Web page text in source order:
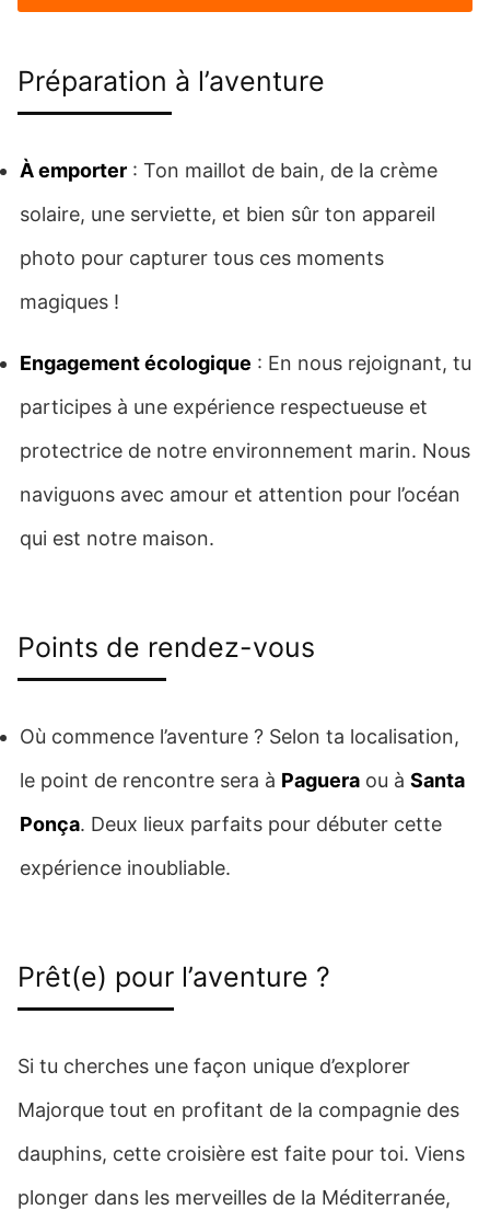
Préparation à l’aventure
À emporter : Ton maillot de bain, de la crème
solaire, une serviette, et bien sûr ton appareil
photo pour capturer tous ces moments
magiques !
Engagement écologique : En nous rejoignant, tu
participes à une expérience respectueuse et
protectrice de notre environnement marin. Nous
naviguons avec amour et attention pour l’océan
qui est notre maison.
Points de rendez-vous
Où commence l’aventure ? Selon ta localisation,
le point de rencontre sera à Paguera ou à Santa
Ponça. Deux lieux parfaits pour débuter cette
expérience inoubliable.
Prêt(e) pour l’aventure ?
Si tu cherches une façon unique d’explorer
Majorque tout en profitant de la compagnie des
dauphins, cette croisière est faite pour toi. Viens
plonger dans les merveilles de la Méditerranée,